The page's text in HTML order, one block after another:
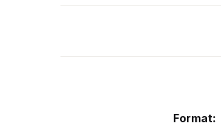
Format: